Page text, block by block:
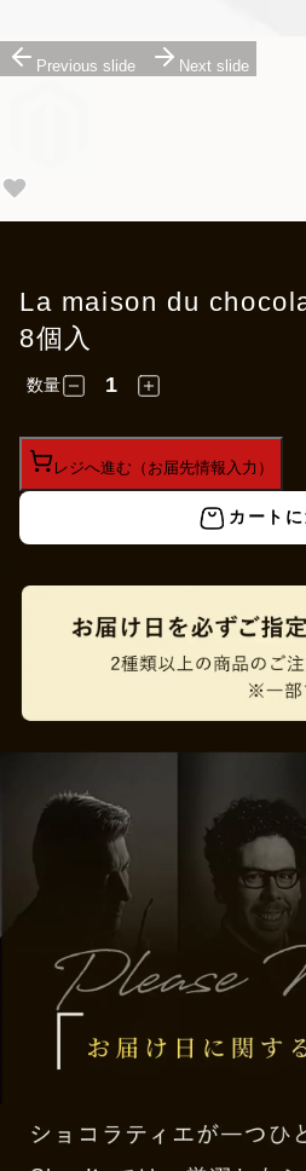
Previous slide Next slide
La maison du
8個入
数量
レジへ進む（お届先情報入力）
カート